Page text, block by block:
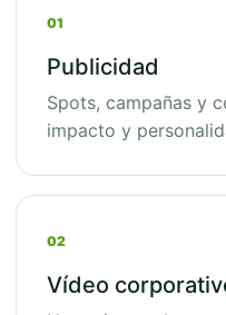
01
Publicidad
Spots, campañas y
impacto y
02
Vídeo